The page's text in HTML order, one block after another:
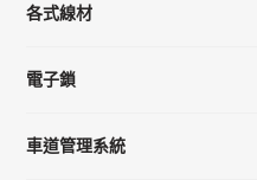
各式線材
電子鎖
車道管理系統